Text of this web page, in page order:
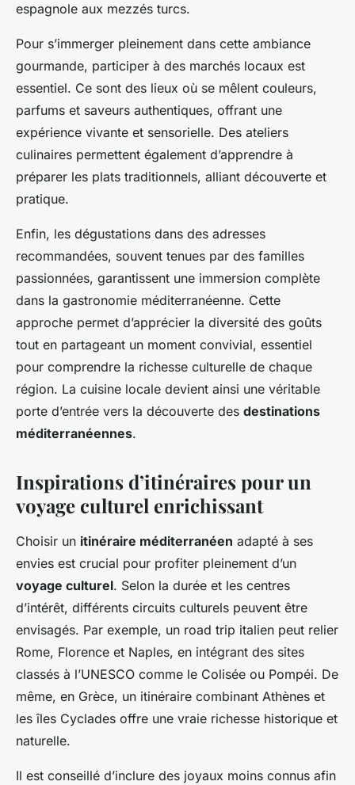
espagnole aux mezzés turcs.
Pour s’immerger pleinement dans cette ambiance
gourmande, participer à des marchés locaux est
essentiel. Ce sont des lieux où se mêlent couleurs,
parfums et saveurs authentiques, offrant une
expérience vivante et sensorielle. Des ateliers
culinaires permettent également d’apprendre à
préparer les plats traditionnels, alliant découverte et
pratique.
Enfin, les dégustations dans des adresses
recommandées, souvent tenues par des familles
passionnées, garantissent une immersion complète
dans la gastronomie méditerranéenne. Cette
approche permet d’apprécier la diversité des goûts
tout en partageant un moment convivial, essentiel
pour comprendre la richesse culturelle de chaque
région. La cuisine locale devient ainsi une véritable
porte d’entrée vers la découverte des destinations
méditerranéennes.
Inspirations d’itinéraires pour un
voyage culturel enrichissant
Choisir un itinéraire méditerranéen adapté à ses
envies est crucial pour profiter pleinement d’un
voyage culturel. Selon la durée et les centres
d’intérêt, différents circuits culturels peuvent être
envisagés. Par exemple, un road trip italien peut relier
Rome, Florence et Naples, en intégrant des sites
classés à l’UNESCO comme le Colisée ou Pompéi. De
même, en Grèce, un itinéraire combinant Athènes et
les îles Cyclades offre une vraie richesse historique et
naturelle.
Il est conseillé d’inclure des joyaux moins connus afin